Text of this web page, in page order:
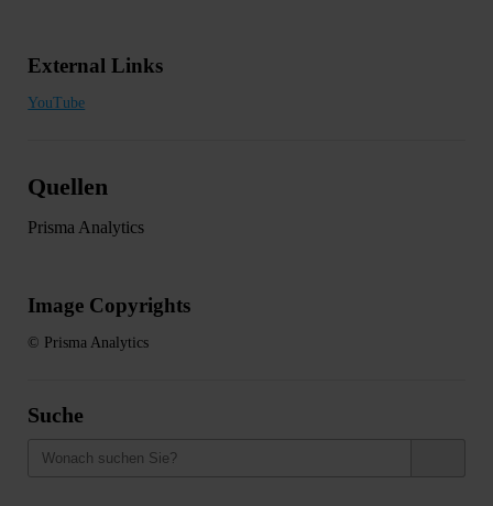
External Links
YouTube
Quellen
Prisma Analytics
Image Copyrights
© Prisma Analytics
Suche